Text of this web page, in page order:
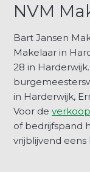
NVM
Bart Jansen
Makelaar in
28 in
in Harderwijk,
Voor de
of bedrijfspand
vrijblijvend eens